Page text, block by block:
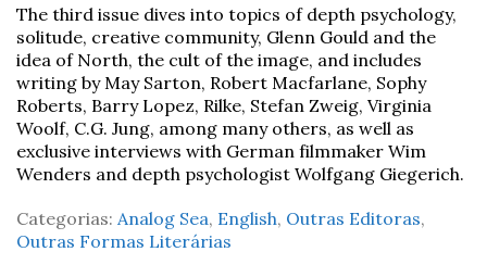
The third issue dives into topics of depth psychology,
solitude, creative community, Glenn Gould and the
idea of North, the cult of the image, and includes
writing by May Sarton, Robert Macfarlane, Sophy
Roberts, Barry Lopez, Rilke, Stefan Zweig, Virginia
Woolf, C.G. Jung, among many others, as well as
exclusive interviews with German filmmaker Wim
Wenders and depth psychologist Wolfgang Giegerich.
Categorias: Analog Sea, English, Outras Editoras,
Outras Formas Literárias